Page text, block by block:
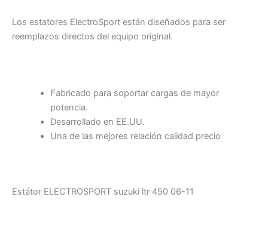
Los estatores ElectroSport están diseñados para ser
reemplazos directos del equipo original.
Fabricado para soportar cargas de mayor
potencia.
Desarrollado en EE.UU.
Una de las mejores relación calidad precio
Estátor ELECTROSPORT suzuki ltr 450 06-11